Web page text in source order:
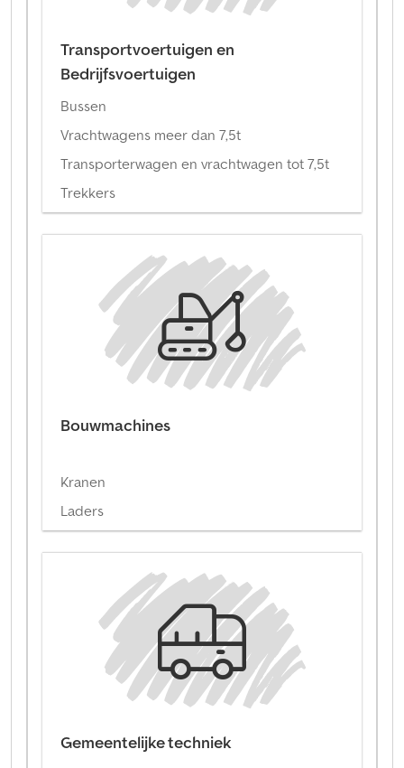
Transportvoertuigen en
Bedrijfsvoertuigen
Bussen
Vrachtwagens meer dan 7,5t
Transporterwagen en vrachtwagen tot 7,5t
Trekkers
Bouwmachines
Kranen
Laders
Gemeentelijke techniek